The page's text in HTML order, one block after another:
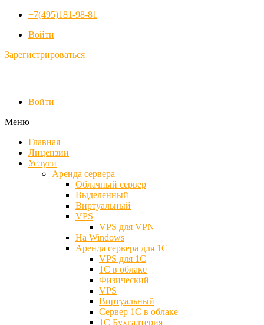
+7(495)181-98-81
Войти
Зарегистрироваться
Войти
Меню
Главная
Лицензии
Услуги
Аренда сервера
Облачный сервер
Выделенный
Виртуальный
VPS
VPS для VPN
На Windows
Аренда сервера для 1С
VPS для 1С
1С в облаке
Физический
VPS
Виртуальный
Сервер 1С в облаке
1С Бухгалтерия